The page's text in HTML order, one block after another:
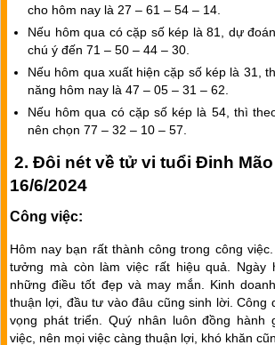
cho hôm nay là 27 – 61 – 54 – 14
Nếu hôm qua có cặp số kép là 81 , dự đoán
chú ý đến 71 – 50 – 44 – 30
Nếu hôm qua xuất hiện cặp số kép là 31
,
năng hôm nay là 47 – 05 – 31 – 62
Nếu hôm qua có cặp số kép là 54, thì
nên chọn 77 – 32 – 10 – 57
2. Đôi nét về tử vi tuổi Đinh
16/6/2024
Công việc:
Hôm nay bạn rất thành công trong công
tưởng mà còn làm việc rất hiệu quả. Ngày
những điều tốt đẹp và may mắn. Kinh
thuận lợi, đầu tư vào đâu cũng sinh lời. Công
vọng phát triển. Quý nhân luôn đồng hành
việc, nên mọi việc càng thuận lợi, khó khăn